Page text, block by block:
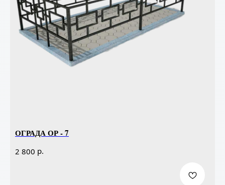
ОГРАДА ОР - 7
2 800 р.